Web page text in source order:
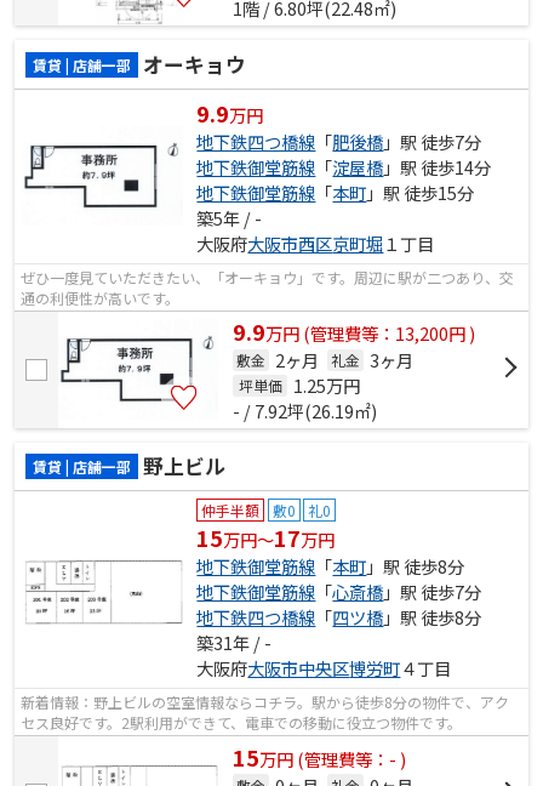
1階 / 6.80坪(22.48㎡)
賃貸 | 店舗一部 オーキョウ
9.9万円
地下鉄四つ橋線 「肥後橋」駅 徒歩7分
地下鉄御堂筋線 「淀屋橋」駅 徒歩14分
地下鉄御堂筋線 「本町」駅 徒歩15分
築5年 / -
大阪府大阪市西区京町堀１丁目
ぜひ一度見ていただきたい、「オーキョウ」です。周辺に駅が二つあり、交
通の利便性が高いです。
9.9万円(管理費等：13,200円 )
敷金 2ヶ月 礼金 3ヶ月
坪単価 1.25万円
- / 7.92坪(26.19㎡)
賃貸 | 店舗一部 野上ビル
仲手半額 敷0 礼0
15万円～17万円
地下鉄御堂筋線 「本町」駅 徒歩8分
地下鉄御堂筋線 「心斎橋」駅 徒歩7分
地下鉄四つ橋線 「四ツ橋」駅 徒歩8分
築31年 / -
大阪府大阪市中央区博労町４丁目
新着情報：野上ビルの空室情報ならコチラ。駅から徒歩8分の物件で、アク
セス良好です。2駅利用ができて、電車での移動に役立つ物件です。
15万円(管理費等：- )